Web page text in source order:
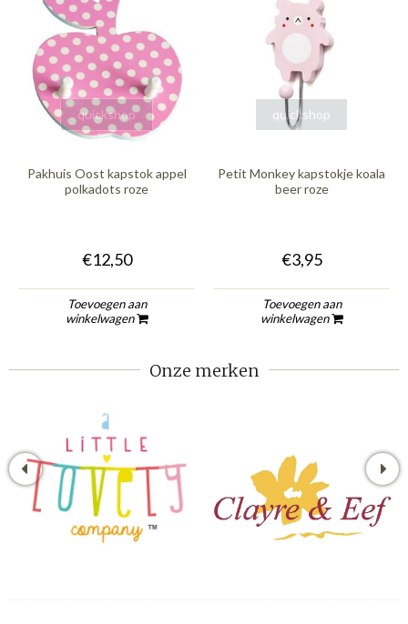
quickshop
Pakhuis Oost kapstok appel
polkadots roze
€12,50
Toevoegen aan
winkelwagen
quickshop
Petit Monkey kapstokje koala
beer roze
€3,95
Toevoegen aan
winkelwagen
Onze merken